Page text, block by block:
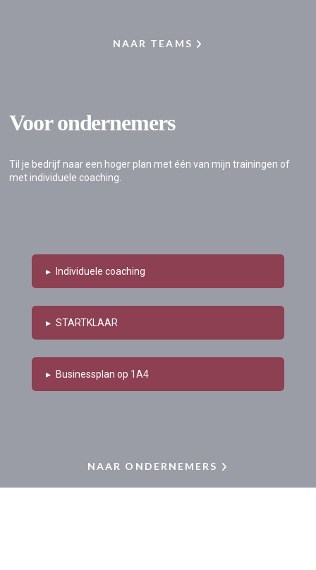
NAAR TEAMS
Voor ondernemers
Til je bedrijf naar een hoger plan met één van mijn trainingen of
met individuele coaching.
▸ Individuele coaching
▸ STARTKLAAR
▸ Businessplan op 1A4
NAAR ONDERNEMERS